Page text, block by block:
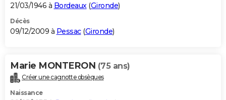
21/03/1946 à Bordeaux(Gironde)
Décès
09/12/2009 à Pessac(Gironde)
Marie MONTERON (75 ans)
Créer une cagnotte obsèques
Naissance